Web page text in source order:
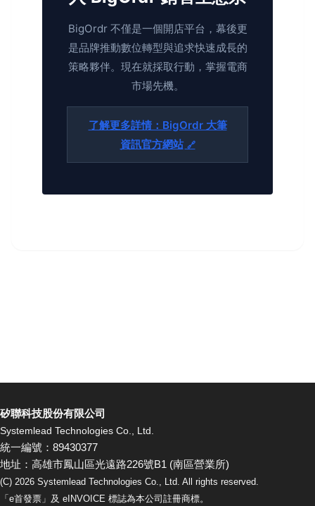
BigOrdr 不僅是一個開店平台，幕後更
是品牌推動數位轉型與追求快速成長的
策略夥伴。現在就採取行動，掌握電商
市場先機。
了解更多詳情：BigOrdr 大筆
資訊官方網站
矽聯科技股份有限公司
Systemlead Technologies Co., Ltd.
統一編號：89430377
地址：高雄市鳳山區光遠路226號B1 (南區營業所)
(C) 2026 Systemlead Technologies Co., Ltd. All rights reserved.
「e首發票」及 eINVOICE 標誌為本公司註冊商標。